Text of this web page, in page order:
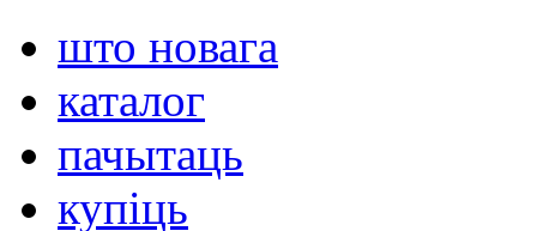
што новага
каталог
пачытаць
купіць